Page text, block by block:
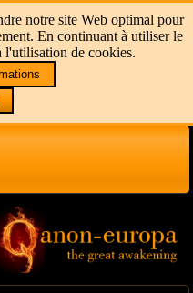
notre site Web optimal pour
En continuant à utiliser le
l'utilisation de cookies.